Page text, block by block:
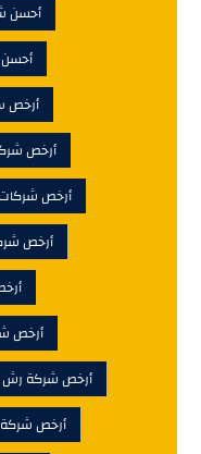
أحسن
أرخص
أرخص
أرخص شركات
أرخص
أرخص
أرخص شركة رش
أرخص شركة